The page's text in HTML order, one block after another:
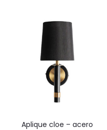
aplique cloe – acero